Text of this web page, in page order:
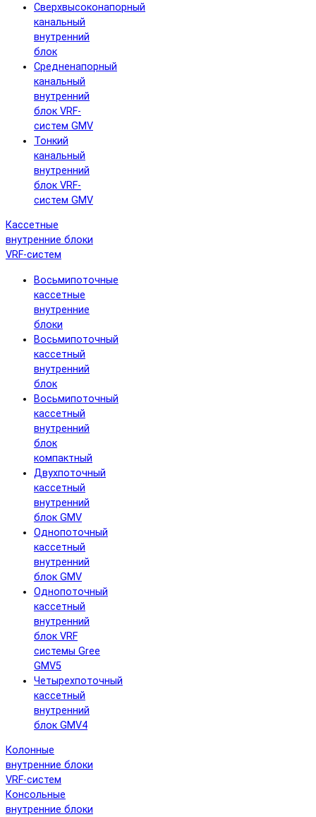
Сверхвысоконапорный
канальный
внутренний
блок
Средненапорный
канальный
внутренний
блок VRF-
систем GMV
Тонкий
канальный
внутренний
блок VRF-
систем GMV
Кассетные
внутренние блоки
VRF-систем
Восьмипоточные
кассетные
внутренние
блоки
Восьмипоточный
кассетный
внутренний
блок
Восьмипоточный
кассетный
внутренний
блок
компактный
Двухпоточный
кассетный
внутренний
блок GMV
Однопоточный
кассетный
внутренний
блок GMV
Однопоточный
кассетный
внутренний
блок VRF
системы Gree
GMV5
Четырехпоточный
кассетный
внутренний
блок GMV4
Колонные
внутренние блоки
VRF-систем
Консольные
внутренние блоки